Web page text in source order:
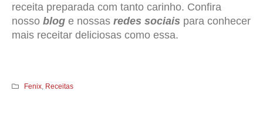
receita preparada com tanto carinho. Confira
nosso blog e nossas redes sociais para conhecer
mais receitar deliciosas como essa.
Fenix, Receitas